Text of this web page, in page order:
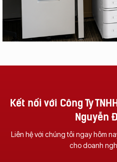
Dịch Vụ Sửa Chữa
Kết nối với Công Ty
Nguyễn
Liên hệ với chúng tôi ngay hôm
cho doanh